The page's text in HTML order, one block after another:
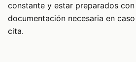
constante y estar preparados
documentación necesaria en
cita.